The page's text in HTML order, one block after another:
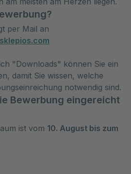
per Mail an
"Downloads" können Sie ein
damit Sie wissen, welche
notwendig sind.
Bewerbung eingereicht
ist vom 10. August bis zum